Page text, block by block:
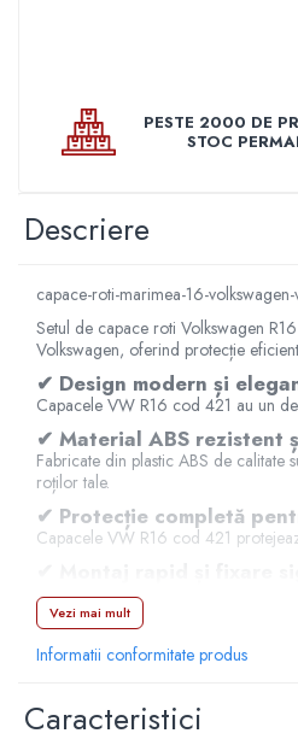
Diverse accesorii interior
Manson schimbator
Schimbatoare
Scrumiera
Ventilator
Volane sport
Accesorii remorca
Adaptator remorca
Cupla remorca
Gabarite
Stop remorca bec
Aeroterma auto
Capace janta aliaj
PESTE 2000 DE
STOC
Descriere
capace-roti-marimea-16-
Setul de capace roti Volkswagen
Volkswagen, oferind protecție
✔ Design modern și
Capacele VW R16 cod 421 au un
✔ Material ABS rezistent
Fabricate din plastic ABS de calitate
roților tale.
✔ Protecție completă
Capacele VW R16 cod 421
Se montează rapid și ușor, fără a
✔ Set complet pentru un
Setul de capace roti VW R16 cod
Avantajele
Vezi mai mult
Informatii conformitate produs
Caracteristici